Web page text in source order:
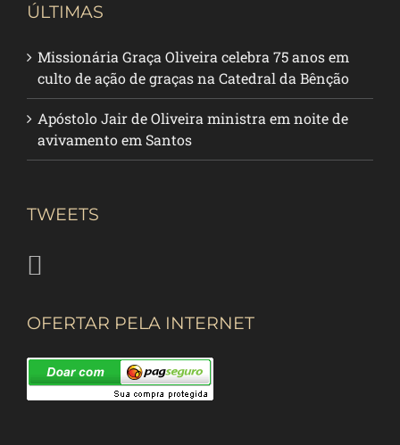
ÚLTIMAS
Missionária Graça Oliveira celebra 75 anos em
culto de ação de graças na Catedral da Bênção
Apóstolo Jair de Oliveira ministra em noite de
avivamento em Santos
TWEETS
OFERTAR PELA INTERNET